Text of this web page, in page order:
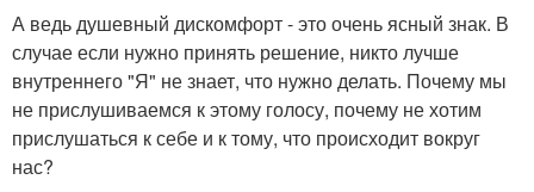
А ведь душевный дискомфорт - это очень ясный знак. В
случае если нужно принять решение, никто лучше
внутреннего "Я" не знает, что нужно делать. Почему мы
не прислушиваемся к этому голосу, почему не хотим
прислушаться к себе и к тому, что происходит вокруг
нас?